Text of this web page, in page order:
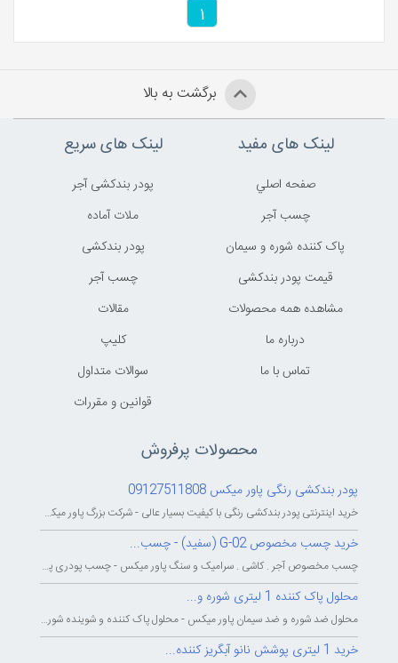
1
برگشت به بالا
لینک های مفید
صفحه اصلي
چسب آجر
پاک کننده شوره و سیمان
قیمت پودر بندکشی
مشاهده همه محصولات
درباره ما
تماس با ما
لینک های سریع
پودر بندکشی آجر
ملات آماده
پودر بندکشی
چسب آجر
مقالات
کليپ
سوالات متداول
قوانين و مقررات
محصولات پرفروش
پودر بندکشی رنگی پاور میکس 09127511808
خرید اینترنتی پودر بندکشی رنگی با کیفیت بسیار عالی - شرکت بزرگ پاور میکس...
خرید چسب مخصوص G-02 (سفید) - چسب...
چسب مخصوص آجر . کاشی . سرامیک و سنگ پاور میکس - چسب پودری پاورمیکس - چسب...
محلول پاک کننده 1 لیتری شوره و...
محلول ضد شوره و ضد سیمان پاور میکس - محلول پاک کننده و شوینده شوره و سیمان...
خرید 1 لیتری پوشش نانو آبگریز کننده...